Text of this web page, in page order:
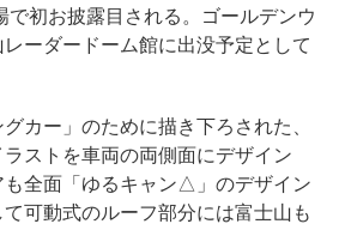
で初お披露目される。ゴールデンウ
ーダードーム館に出没予定として
カー」のために描き下ろされた、
ストを車両の両側面にデザイン
も全面「ゆるキャン△」のデザイン
可動式のルーフ部分には富士山も